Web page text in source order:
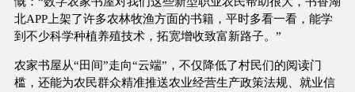
北APP上架了许多农林牧渔方面的书籍，平时多看一看，能学
到不少科学种植养殖技术，拓宽增收致富新路子。”
农家书屋从“田间”走向“云端”，不仅降低了村民们的阅读门
槛，还能为农民群众精准推送农业经营生产政策法规、就业信